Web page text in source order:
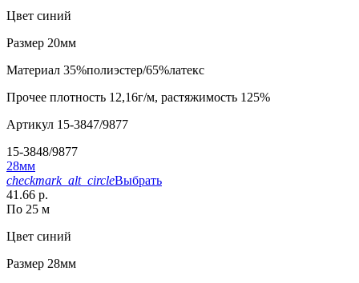
Цвет синий
Размер 20мм
Материал 35%полиэстер/65%латекс
Прочее плотность 12,16г/м, растяжимость 125%
Артикул 15-3847/9877
15-3848/9877
28мм
checkmark_alt_circleВыбрать
41.66 р.
По 25 м
Цвет синий
Размер 28мм